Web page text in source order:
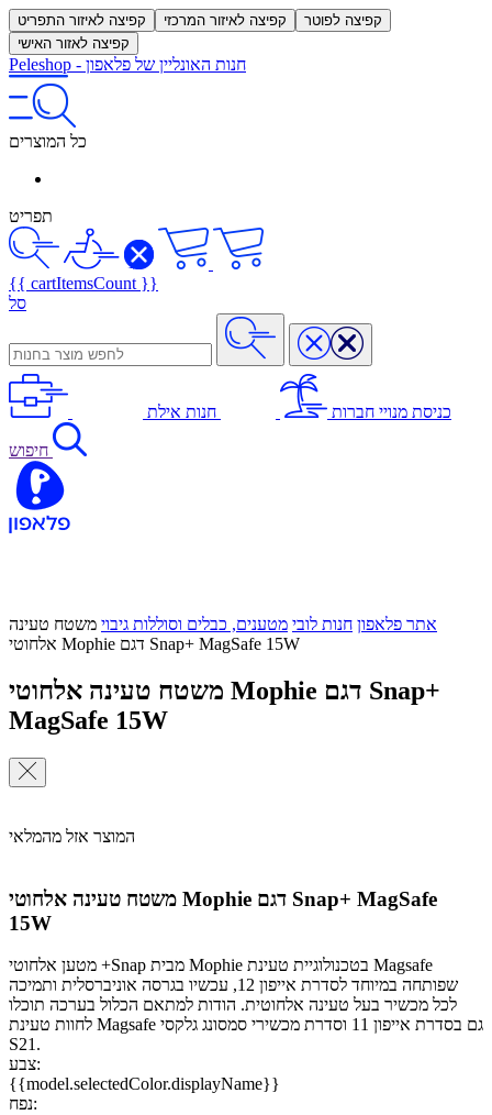
קפיצה לאיזור התפריט קפיצה לאיזור המרכזי
קפיצה לפוטר
קפיצה לאזור האישי
Peleshop - חנות האונליין של פלאפון
כל המוצרים
תפריט
{{ cartItemsCount }}
סל
כניסת מנויי חברות חנות אילת
חיפוש
אתר פלאפון חנות לובי מטענים, כבלים וסוללות גיבוי משטח טעינה
אלחוטי Mophie דגם Snap+ MagSafe 15W
משטח טעינה אלחוטי Mophie דגם Snap+
MagSafe 15W
המוצר אזל מהמלאי
משטח טעינה אלחוטי Mophie דגם Snap+ MagSafe
15W
מטען אלחוטי +Snap מבית Mophie בטכנולוגיית טעינת Magsafe
שפותחה במיוחד לסדרת אייפון 12, עכשיו בגרסה אוניברסלית ותמיכה
לכל מכשיר בעל טעינה אלחוטית. הודות למתאם הכלול בערכה תוכלו
לחוות טעינת Magsafe גם בסדרת אייפון 11 וסדרת מכשירי סמסונג גלקסי
S21.
צבע:
{{model.selectedColor.displayName}}
נפח: